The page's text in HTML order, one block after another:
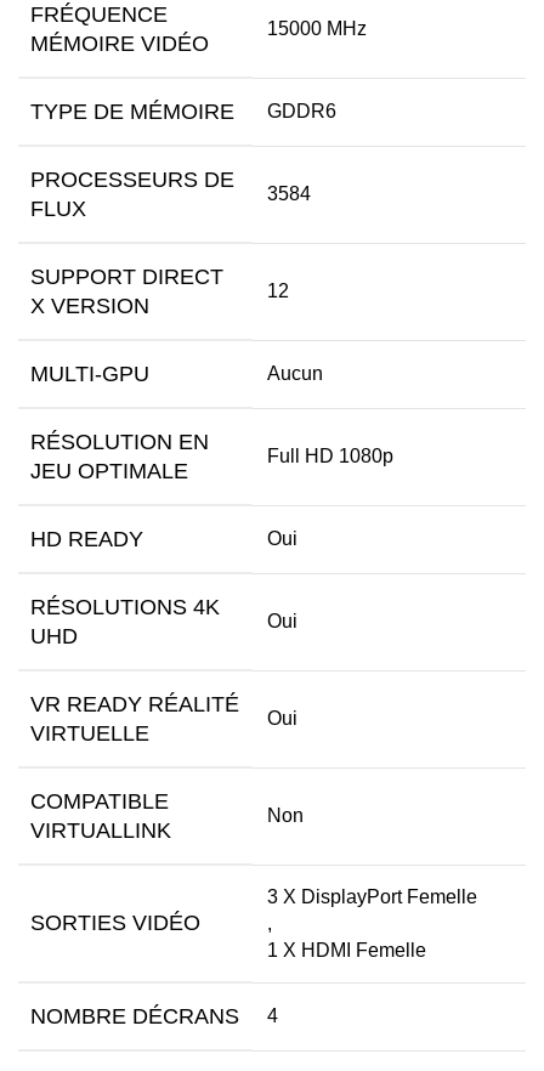
FRÉQUENCE
MÉMOIRE VIDÉO
15000 MHz
TYPE DE MÉMOIRE GDDR6
PROCESSEURS DE
FLUX
3584
SUPPORT DIRECT
X VERSION
12
MULTI-GPU Aucun
RÉSOLUTION EN
JEU OPTIMALE
Full HD 1080p
HD READY Oui
RÉSOLUTIONS 4K
UHD
Oui
VR READY RÉALITÉ
VIRTUELLE
Oui
COMPATIBLE
VIRTUALLINK
Non
SORTIES VIDÉO
3 X DisplayPort Femelle
,
1 X HDMI Femelle
NOMBRE DÉCRANS 4